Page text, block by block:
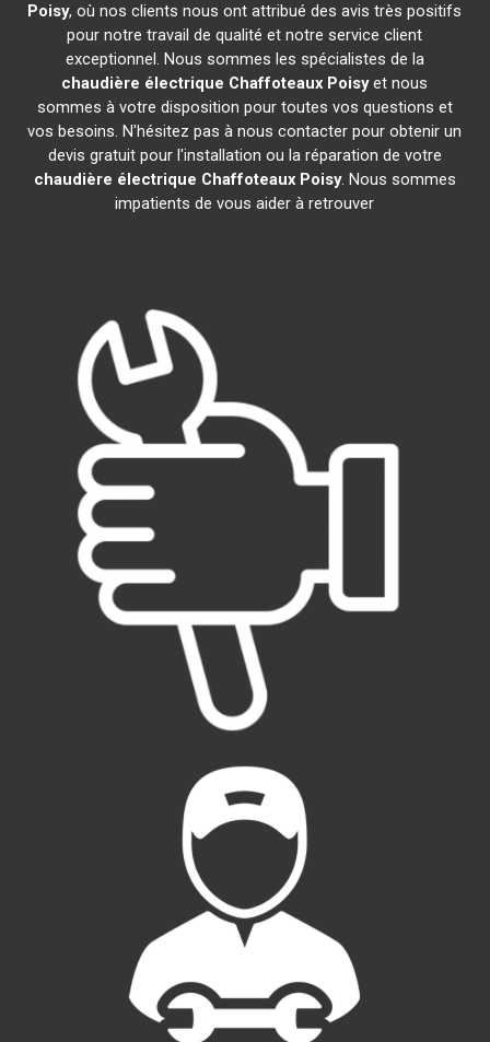
Poisy, où nos clients nous ont attribué des avis très positifs
pour notre travail de qualité et notre service client
exceptionnel. Nous sommes les spécialistes de la
chaudière électrique Chaffoteaux Poisyet nous
sommes à votre disposition pour toutes vos questions et
vos besoins. N'hésitez pas à nous contacter pour obtenir un
devis gratuit pour l'installation ou la réparation de votre
chaudière électrique Chaffoteaux Poisy. Nous sommes
impatients de vous aider à retrouver